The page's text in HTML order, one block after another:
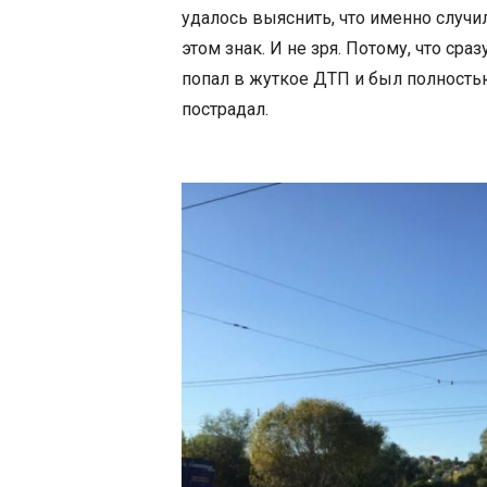
удалось выяснить, что именно
этом знак. И не зря. Потому, что
попал в жуткое ДТП и был
пострадал.